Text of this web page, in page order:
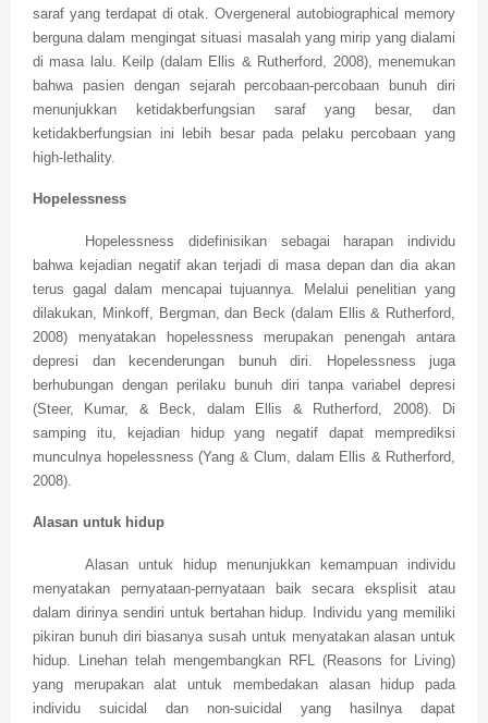
saraf yang terdapat di otak. Overgeneral autobiographical memory
berguna dalam mengingat situasi masalah yang mirip yang dialami
di masa lalu. Keilp (dalam Ellis & Rutherford, 2008), menemukan
bahwa pasien dengan sejarah percobaan-percobaan bunuh diri
menunjukkan ketidakberfungsian saraf yang besar, dan
ketidakberfungsian ini lebih besar pada pelaku percobaan yang
high-lethality.
Hopelessness
Hopelessness didefinisikan sebagai harapan individu
bahwa kejadian negatif akan terjadi di masa depan dan dia akan
terus gagal dalam mencapai tujuannya. Melalui penelitian yang
dilakukan, Minkoff, Bergman, dan Beck (dalam Ellis & Rutherford,
2008) menyatakan hopelessness merupakan penengah antara
depresi dan kecenderungan bunuh diri. Hopelessness juga
berhubungan dengan perilaku bunuh diri tanpa variabel depresi
(Steer, Kumar, & Beck, dalam Ellis & Rutherford, 2008). Di
samping itu, kejadian hidup yang negatif dapat memprediksi
munculnya hopelessness (Yang & Clum, dalam Ellis & Rutherford,
2008).
Alasan untuk hidup
Alasan untuk hidup menunjukkan kemampuan individu
menyatakan pernyataan-pernyataan baik secara eksplisit atau
dalam dirinya sendiri untuk bertahan hidup. Individu yang memiliki
pikiran bunuh diri biasanya susah untuk menyatakan alasan untuk
hidup. Linehan telah mengembangkan RFL (Reasons for Living)
yang merupakan alat untuk membedakan alasan hidup pada
individu suicidal dan non-suicidal yang hasilnya dapat